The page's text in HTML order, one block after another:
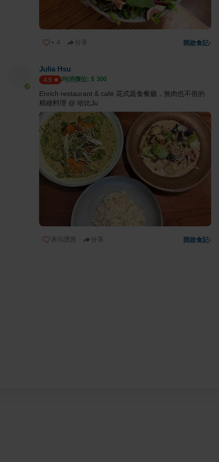
+ 4 分享 開啟食記›
Julia Hsu
4.5 均消價位: $ 300
Enrich restaurant & café 花式蔬食餐廳，無肉也不俗的
精緻料理 @ 哈比Ju
表示讚賞 分享 開啟食記›